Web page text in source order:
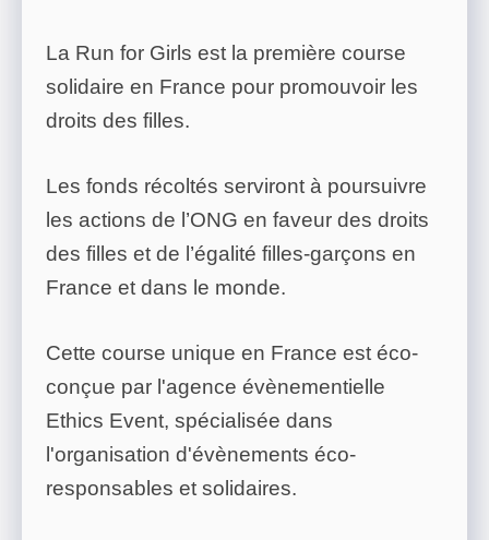
La Run for Girls est la première course
solidaire en France pour promouvoir les
droits des filles.
Les fonds récoltés serviront à poursuivre
les actions de l’ONG en faveur des droits
des filles et de l’égalité filles-garçons en
France et dans le monde.
Cette course unique en France est éco-
conçue par l'agence évènementielle
Ethics Event, spécialisée dans
l'organisation d'évènements éco-
responsables et solidaires.